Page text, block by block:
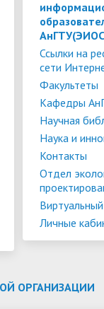
хозяйственная
питания в
Министерства
РФ
и
коронавирусной
организации
обучения
из ДНР,
области и
области
прием
Ссылки на
сети
Факультеты
Кафедры
Научная
Наука и
Контакты
Отдел
Личные
ОРГАНИЗАЦИИ